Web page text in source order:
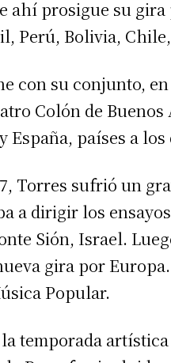
Dirección
ahí prosigue su
Perú, Bolivia,
con su conjunto,
Colón de
España, países a
Torres sufrió un
a dirigir los
Sión, Israel.
gira por
Popular.
temporada